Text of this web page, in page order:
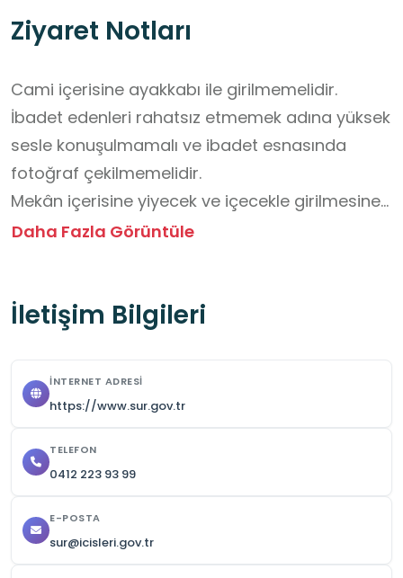
Ziyaret Notları
Cami içerisine ayakkabı ile girilmemelidir.
İbadet edenleri rahatsız etmemek adına yüksek
sesle konuşulmamalı ve ibadet esnasında
fotoğraf çekilmemelidir.
Mekân içerisine yiyecek ve içecekle girilmesine
izin verilmemektedir.
Ziyaret öncesinde okul idaresi tarafından il/ilçe
Ziyaret boyunca grupla hareket edilmeli ve
Daha Fazla Görüntüle
İletişim Bilgileri
İNTERNET ADRESI
https://www.sur.gov.tr
TELEFON
0412 223 93 99
E-POSTA
sur@icisleri.gov.tr